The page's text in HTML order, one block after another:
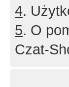
4.
5. O
Czat-